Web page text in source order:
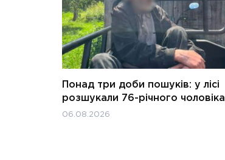
Понад три доби пошуків: у лісі
розшукали 76-річного чоловіка
06.08.2026